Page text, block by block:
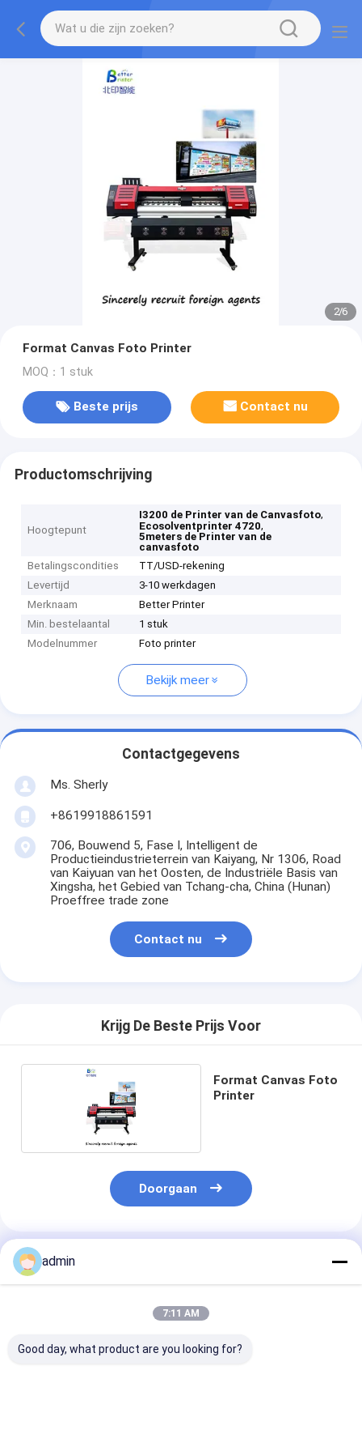
2/6
Format Canvas Foto Printer
MOQ：1 stuk
Beste prijs Contact nu
Productomschrijving
Hoogtepunt
I3200 de Printer van de Canvasfoto,
Ecosolventprinter 4720,
5meters de Printer van de
canvasfoto
Betalingscondities
TT/USD-rekening
Levertijd
3-10 werkdagen
Merknaam
Better Printer
Min. bestelaantal
1 stuk
Modelnummer
Foto printer
Bekijk meer
Contactgegevens
Ms. Sherly
+8619918861591
706, Bouwend 5, Fase I, Intelligent de
Productieindustrieterrein van Kaiyang, Nr 1306, Road
van Kaiyuan van het Oosten, de Industriële Basis van
Xingsha, het Gebied van Tchang-cha, China (Hunan)
Proeffree trade zone
Contact nu
Krijg De Beste Prijs Voor
Format Canvas Foto
Printer
Doorgaan
Geadviseerde Producten
admin
7:11 AM
Good day, what product are you looking for?